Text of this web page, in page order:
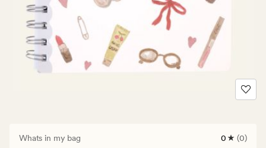
Whats in my bag
0
0 (0)